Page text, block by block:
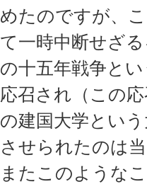
めたのですが、
て一時中断せざ
の十五年戦争と
応召され（この
の建国大学とい
させられたのは
またこのような